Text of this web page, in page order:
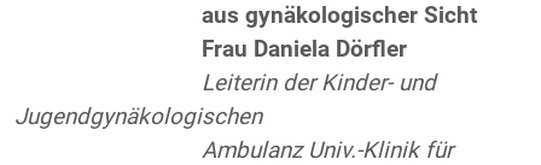
aus gynäkologischer Sicht
Frau Daniela Dörfler
Leiterin der Kinder- und
Jugendgynäkologischen
Ambulanz Univ.-Klinik für